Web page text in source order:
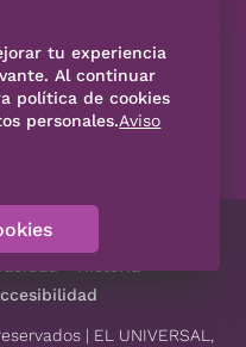
de Ética
| EL UNIVERSAL,
tu experiencia
Al continuar
política de cookies
personales.Aviso